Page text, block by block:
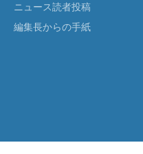
ニュース読者投稿
編集長からの手紙